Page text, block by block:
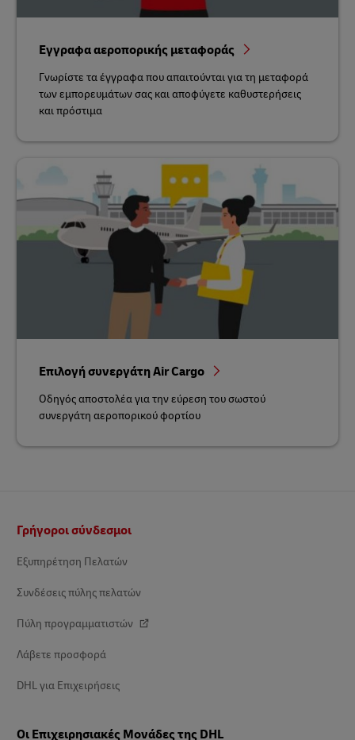
Εγγραφα αεροπορικής μεταφοράς
Γνωρίστε τα έγγραφα που απαιτούνται για τη μεταφορά
των εμπορευμάτων σας και αποφύγετε καθυστερήσεις
και πρόστιμα
Επιλογή συνεργάτη Air Cargo
Οδηγός αποστολέα για την εύρεση του σωστού
συνεργάτη αεροπορικού φορτίου
Γρήγοροι σύνδεσμοι
Εξυπηρέτηση Πελατών
Συνδέσεις πύλης πελατών
Πύλη προγραμματιστών
Λάβετε προσφορά
DHL για Επιχειρήσεις
Οι Επιχειρησιακές Μονάδες της DHL